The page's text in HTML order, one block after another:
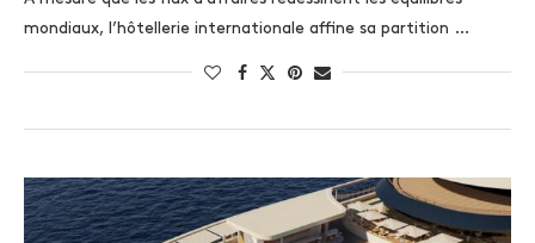
mondiaux, l’hôtellerie internationale affine sa partition …